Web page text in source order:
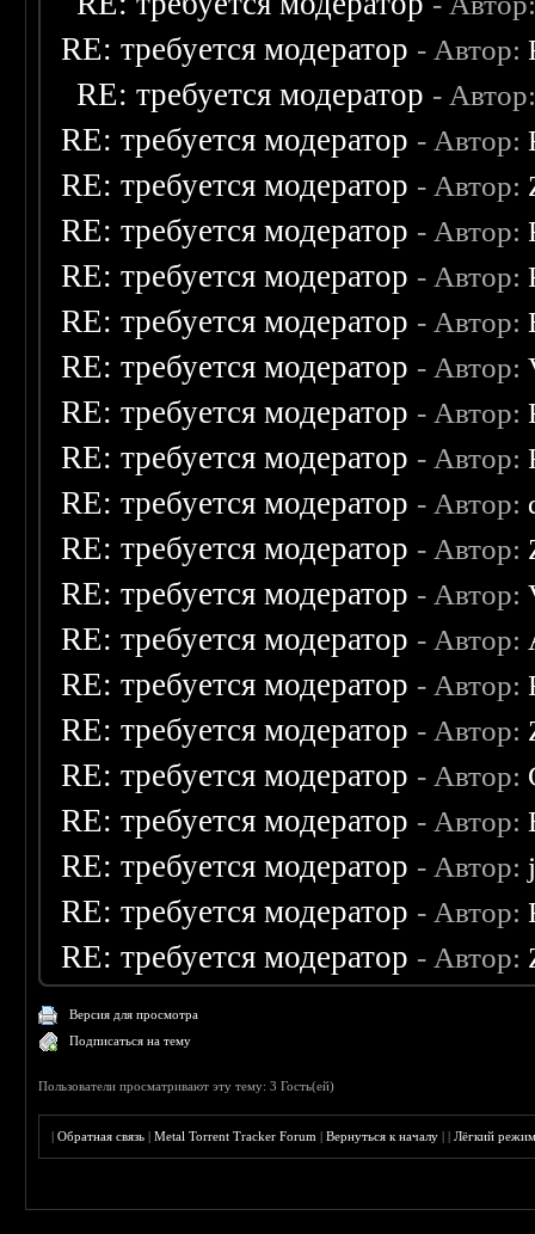
RE: требуется модератор - Автор:
RE: требуется модератор -
RE: требуется модератор - Автор:
RE: требуется модератор - Автор:
RE: требуется модератор - Автор:
RE: требуется модератор - Автор:
RE: требуется модератор - Автор:
RE: требуется модератор - Автор:
RE: требуется модератор - Автор:
RE: требуется модератор - Автор:
RE: требуется модератор - Автор:
RE: требуется модератор - Автор:
RE: требуется модератор - Автор:
RE: требуется модератор - Автор:
RE: требуется модератор - Автор:
RE: требуется модератор - Автор:
RE: требуется модератор - Автор:
RE: требуется модератор - Автор:
RE: требуется модератор - Автор:
RE: требуется модератор - Автор:
RE: требуется модератор - Автор:
Версия для просмотра
Подписаться на тему
Пользователи просматривают эту тему: 3 Гость(ей)
|Обратная связь |Metal Torrent Tracker Forum |Вернуться к началу ||Лёгкий